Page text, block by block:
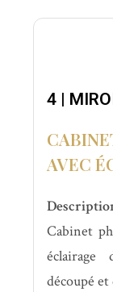
4 |
AVEC
Cabinet
éclairage
découpé